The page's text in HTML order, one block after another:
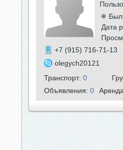
Был
Дата
+7 (915) 716-71-13
olegych20121
Транспорт: 0
Объявления: 0